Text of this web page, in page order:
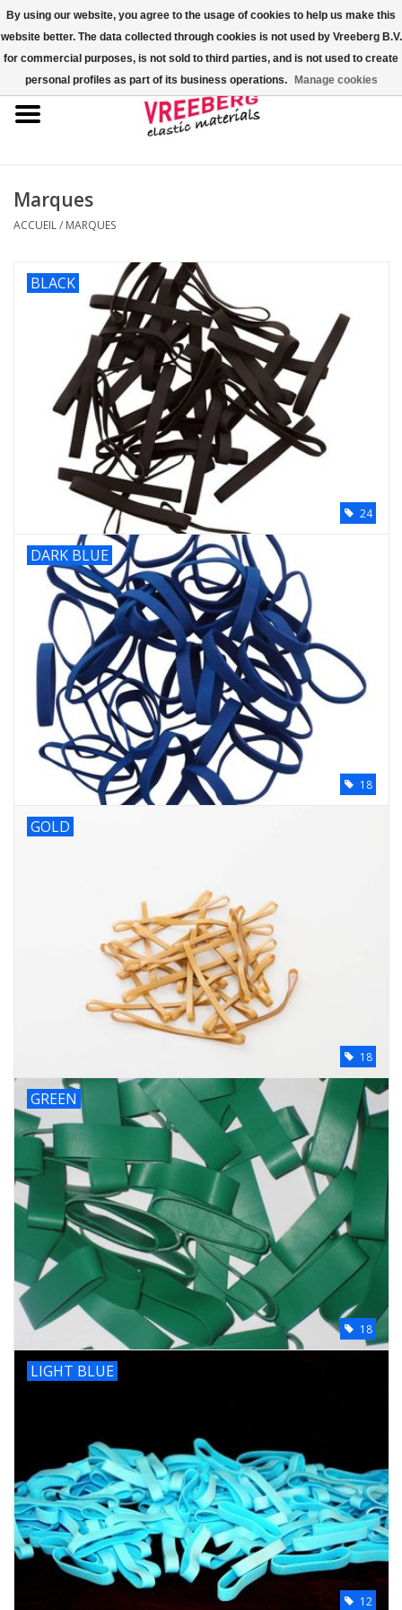
0 Articles - €0,00
Accueil
Élastiques colorés
Élastiques pour palette
Élastiques en croix ou en H
Élastique noué
Offre élastiques noirs !
Offre élastiques Blanc !
Marques
ACCUEIL/ MARQUES
BLACK
24
DARK BLUE
18
GOLD
18
GREEN
18
LIGHT BLUE
12
By using our website, you agree to the usage of cookies to help us make this
website better. The data collected through cookies is not used by Vreeberg B.V.
for commercial purposes, is not sold to third parties, and is not used to create
personal profiles as part of its business operations.
Manage cookies